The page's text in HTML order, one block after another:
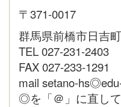
〒371-0017
群馬県前橋市日吉
TEL 027-231-2403
FAX 027-233-1291
mail setano-
◎を「＠」に直して